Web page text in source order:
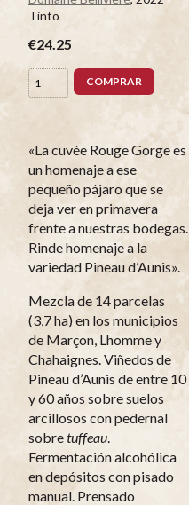
Tinto
€24.25
COMPRAR
«La cuvée Rouge Gorge es
un homenaje a ese
pequeño pájaro que se
deja ver en primavera
frente a nuestras bodegas.
Rinde homenaje a la
variedad Pineau d’Aunis».
Mezcla de 14 parcelas
(3,7 ha) en los municipios
de Marçon, Lhomme y
Chahaignes. Viñedos de
Pineau d’Aunis de entre 10
y 60 años sobre suelos
arcillosos con pedernal
sobretuffeau
Fermentación alcohólica
en depósitos con pisado
manual. Prensado